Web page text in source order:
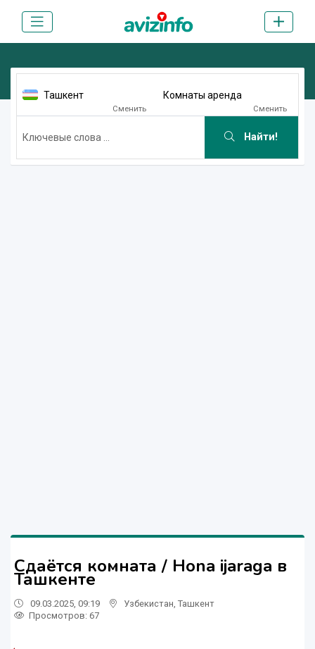
Ташкент
Сменить
Комнаты аренда
Сменить
Найти!
Сдаётся комната / Hona ijaraga в
Ташкенте
09.03.2025, 09:19 Узбекистан Ташкент
Просмотров: 67